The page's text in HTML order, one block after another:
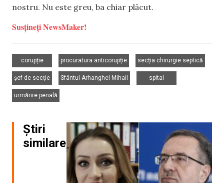
nostru. Nu este greu, ba chiar plăcut.
Susțineți NewsMaker!
corupție
procuratura anticorupție
secția chirurgie septică
șef de secție
Sfântul Arhanghel Mihail
spital
urmărire penală
Știri
similare